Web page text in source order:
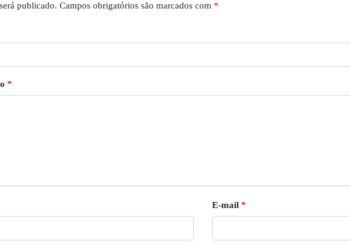
publicado. Campos obrigatórios são marcados com *
*
E-mail *